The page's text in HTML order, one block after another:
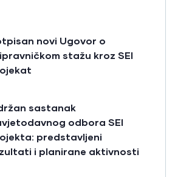
novi Ugovor o
stažu kroz SEI
sastanak
odbora SEI
predstavljeni
i planirane aktivnosti